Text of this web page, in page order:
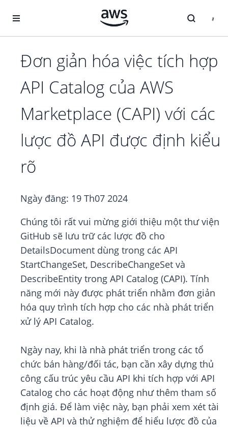
Đơn giản hóa việc tích hợp
API Catalog của AWS
Marketplace (CAPI) với các
lược đồ API được định kiểu
rõ
Ngày đăng: 19 Th07 2024
Chúng tôi rất vui mừng giới thiệu một thư viện
GitHub sẽ lưu trữ các lược đồ cho
DetailsDocument dùng trong các API
StartChangeSet, DescribeChangeSet và
DescribeEntity trong API Catalog (CAPI). Tính
năng mới này được phát triển nhằm đơn giản
hóa quy trình tích hợp cho các nhà phát triển
xử lý API Catalog.
Ngày nay, khi là nhà phát triển trong các tổ
chức bán hàng/đối tác, bạn cần xây dựng thủ
công cấu trúc yêu cầu API khi tích hợp với API
Catalog cho các hoạt động như thêm tham số
định giá. Để làm việc này, bạn phải xem xét tài
liệu về API và thử nghiệm để hiểu lược đồ của